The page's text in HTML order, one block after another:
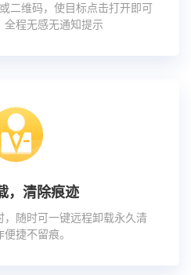
二维码，使目标点击打开即可
全程无感无通知提示
，清除痕迹
，随时可一键远程卸载永久清
捷不留痕。